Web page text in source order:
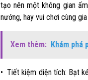
tạo nên một không gian
nướng, hay vui chơi cùng
Xem thêm: Khám phá
• Tiết kiệm diện tích: Bạt